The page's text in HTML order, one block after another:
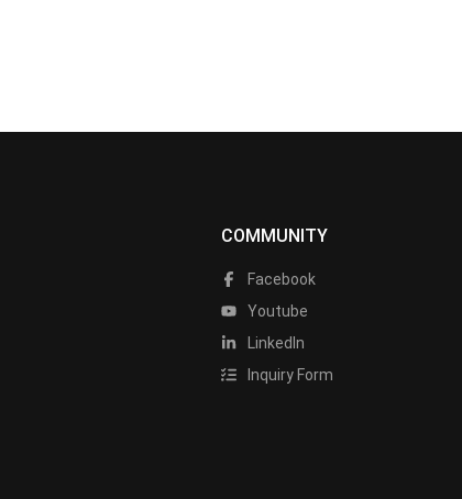
COMMUNITY
Facebook
Youtube
LinkedIn
Inquiry Form